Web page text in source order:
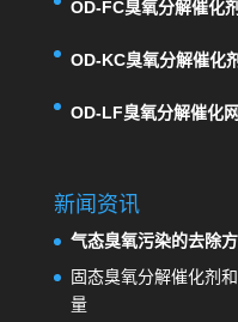
OD-FC臭氧分解催化剂
OD-KC臭氧分解催化剂
OD-LF臭氧分解催化
新闻资讯
气态臭氧污染的去除
固态臭氧分解催化剂
量